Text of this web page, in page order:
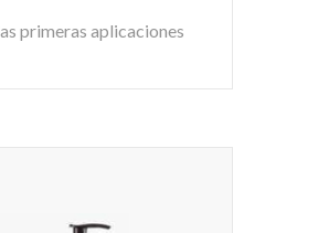
primeras aplicaciones